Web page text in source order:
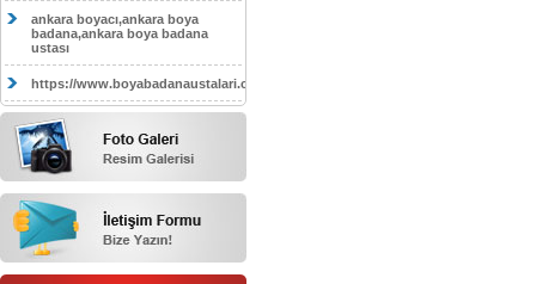
ankara boyacı,ankara boya
badana,ankara boya badana
ustası
https://www.boyabadanaustalari.com/